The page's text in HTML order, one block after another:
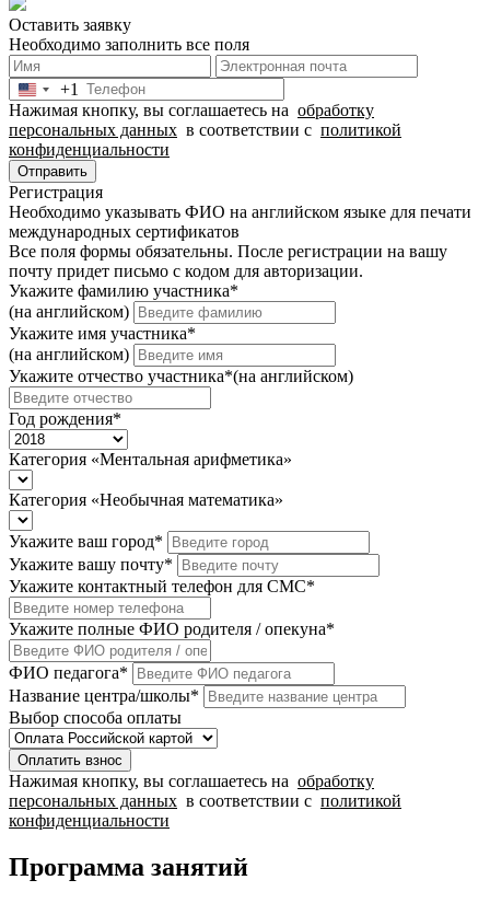
Оставить заявку
Необходимо заполнить все поля
United
States
+1
+1
Нажимая кнопку, вы соглашаетесь на обработку
персональных данных в соответствии с политикой
конфиденциальности
Отправить
Регистрация
Необходимо указывать ФИО на английском языке для печати
международных сертификатов
Все поля формы обязательны. После регистрации на вашу
почту придет письмо c кодом для авторизации.
Укажите фамилию участника*
(на английском)
Укажите имя участника*
(на английском)
Укажите отчество участника*(на английском)
Год рождения*
Категория «Ментальная арифметика»
Категория «Необычная математика»
Укажите ваш город*
Укажите вашу почту*
Укажите контактный телефон для СМС*
Укажите полные ФИО родителя / опекуна*
ФИО педагога*
Название центра/школы*
Выбор способа оплаты
Оплатить взнос
Нажимая кнопку, вы соглашаетесь на обработку
персональных данных в соответствии с политикой
конфиденциальности
Программа занятий